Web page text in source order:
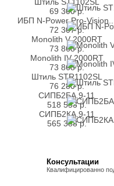
Штиль ST1102SL
69 300р.
ИБП N-Power Pro-
72 307р.
Monolith V 2000RT
73 868р.
Monolith IV 2000RT
73 868р.
Штиль STR1102SL
76 280р.
СИПБ2БА.9-11
518 553р.
СИПБ2КА.9-11
565 388р.
Консультации
Квалифицированно